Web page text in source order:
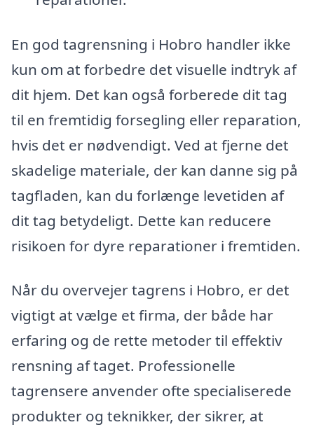
En god tagrensning i Hobro handler ikke
kun om at forbedre det visuelle indtryk af
dit hjem. Det kan også forberede dit tag
til en fremtidig forsegling eller reparation,
hvis det er nødvendigt. Ved at fjerne det
skadelige materiale, der kan danne sig på
tagfladen, kan du forlænge levetiden af
dit tag betydeligt. Dette kan reducere
risikoen for dyre reparationer i fremtiden.
Når du overvejer tagrens i Hobro, er det
vigtigt at vælge et firma, der både har
erfaring og de rette metoder til effektiv
rensning af taget. Professionelle
tagrensere anvender ofte specialiserede
produkter og teknikker, der sikrer, at